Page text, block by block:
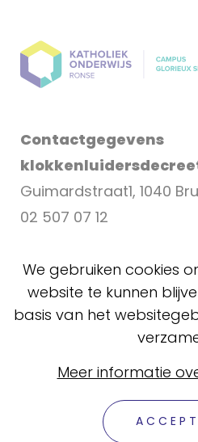
Contactgegevens
Guimardstraat1, 1040
02 507 07 12
SNEL NAVIGEREN
We gebruiken cookies
website te kunnen
basis van het
Meer informatie